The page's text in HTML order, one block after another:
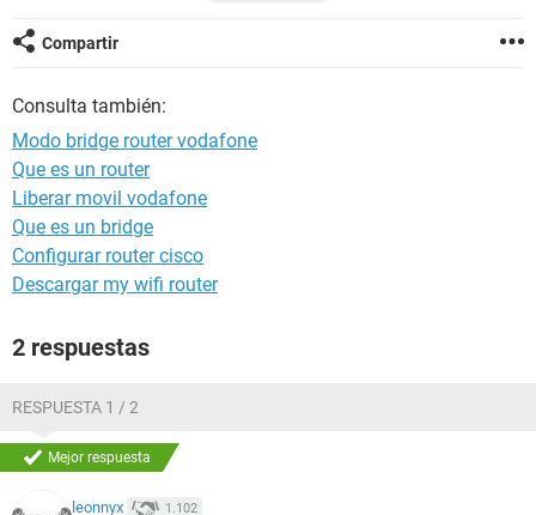
modem vodafone y la otra al de movistar, por eso no dejo
conectado el cable directo al pc.
Gracias
Compartir
Consulta también:
Modo bridge router vodafone
Que es un router
Liberar movil vodafone
Que es un bridge
Configurar router cisco
Descargar my wifi router
2 respuestas
RESPUESTA 1 / 2
Mejor respuesta
leonnyx 1.102